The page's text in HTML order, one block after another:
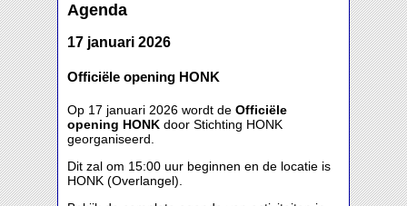
Agenda
17 januari 2026
Officiële opening HONK
Op 17 januari 2026 wordt de Officiële
opening HONK door Stichting HONK
georganiseerd.
Dit zal om 15:00 uur beginnen en de locatie is
HONK (Overlangel).